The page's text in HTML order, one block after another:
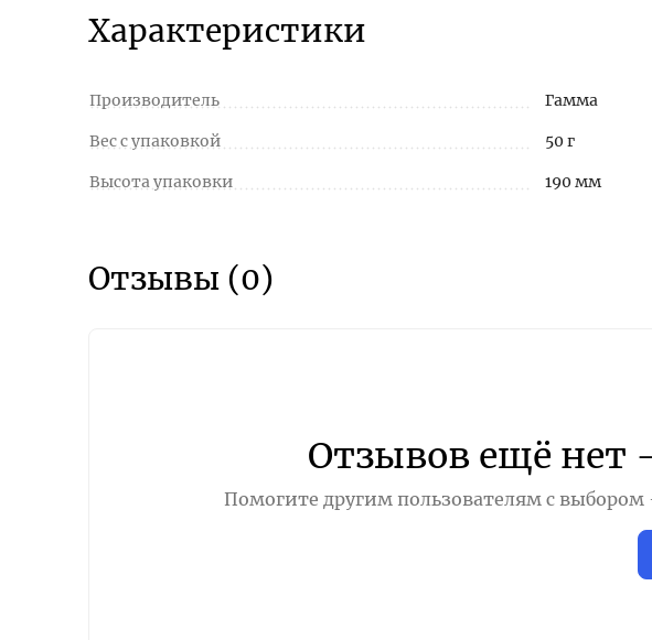
Характеристики
Производитель Гамма
Вес с упаковкой 50 г
Высота упаковки 190 мм
Отзывы (0)
Отзывов ещё
Помогите другим пользователям с